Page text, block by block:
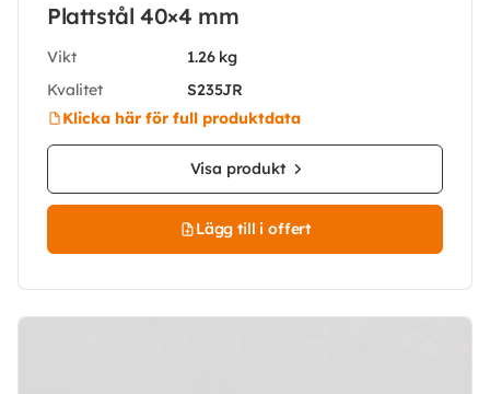
Plattstål 40×4 mm
Vikt
1.26 kg
Kvalitet
S235JR
Klicka här för full produktdata
Visa produkt
Lägg till i offert